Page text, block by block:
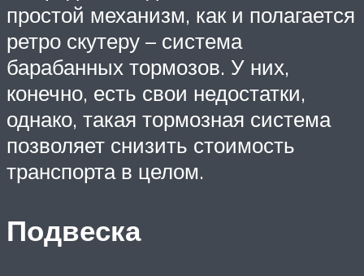
простой механизм, как и полагается
ретро скутеру – система
барабанных тормозов. У них,
конечно, есть свои недостатки,
однако, такая тормозная система
позволяет снизить стоимость
транспорта в целом.
Подвеска